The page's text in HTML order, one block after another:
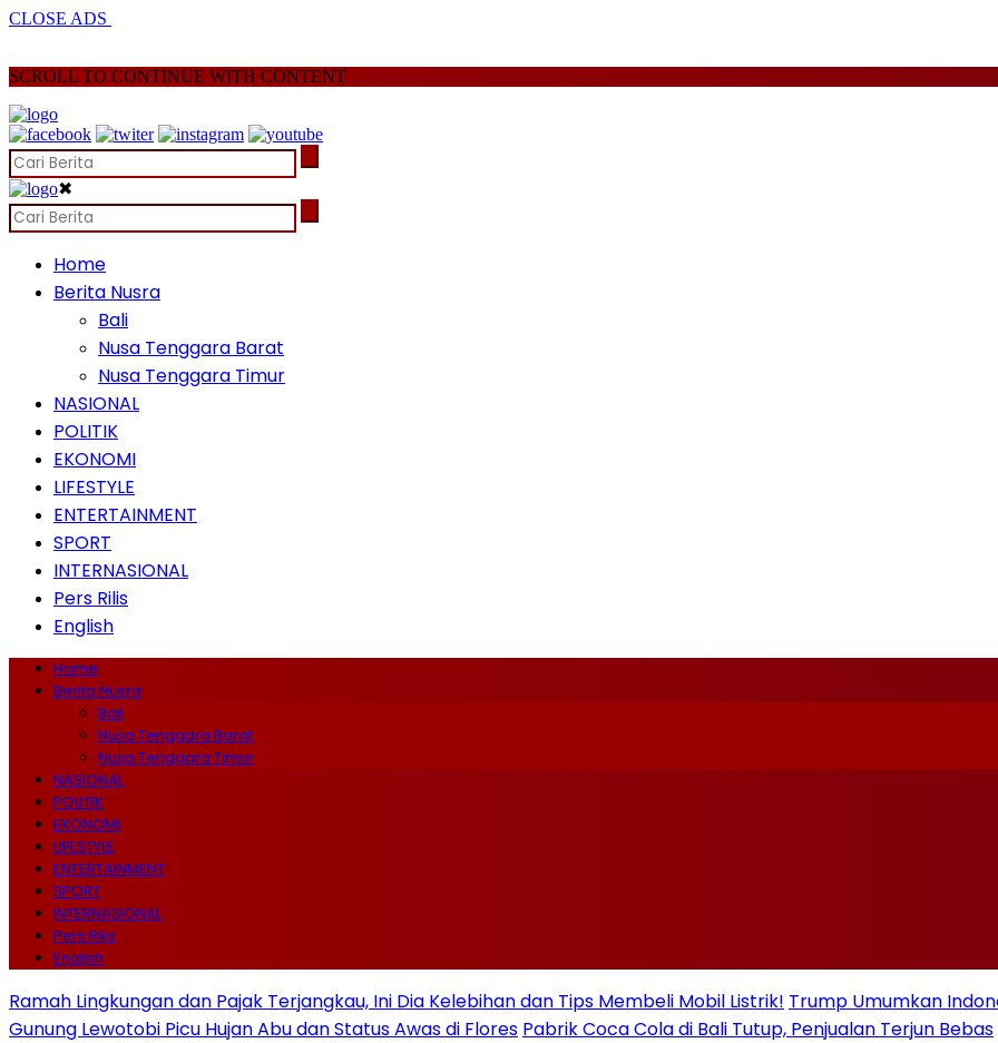
CLOSE ADS
SCROLL TO CONTINUE WITH CONTENT
✖
Home
Berita Nusra
Bali
Nusa Tenggara Barat
Nusa Tenggara Timur
NASIONAL
POLITIK
EKONOMI
LIFESTYLE
ENTERTAINMENT
SPORT
INTERNASIONAL
Pers Rilis
English
Home
Berita Nusra
Bali
Nusa Tenggara Barat
Nusa Tenggara Timur
NASIONAL
POLITIK
EKONOMI
LIFESTYLE
ENTERTAINMENT
SPORT
INTERNASIONAL
Pers Rilis
English
Ramah Lingkungan dan Pajak Terjangkau, Ini Dia Kelebihan dan Tips Membeli Mobil Listrik! Trump Umumkan
Gunung Lewotobi Picu Hujan Abu dan Status Awas di Flores Pabrik Coca Cola di Bali Tutup, Penjualan Terjun Bebas